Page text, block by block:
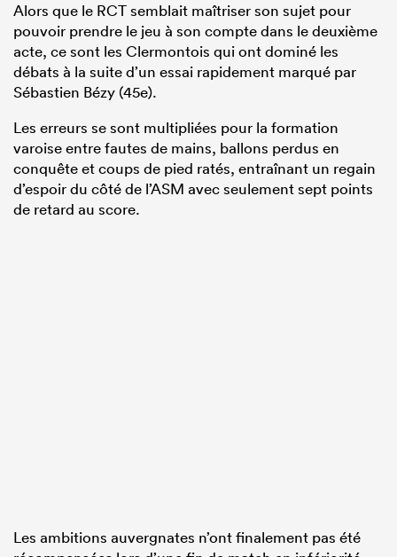
Alors que le RCT semblait maîtriser son sujet pour
pouvoir prendre le jeu à son compte dans le deuxième
acte, ce sont les Clermontois qui ont dominé les
débats à la suite d’un essai rapidement marqué par
Sébastien Bézy (45e).
Les erreurs se sont multipliées pour la formation
varoise entre fautes de mains, ballons perdus en
conquête et coups de pied ratés, entraînant un regain
d’espoir du côté de l’ASM avec seulement sept points
de retard au score.
Les ambitions auvergnates n’ont finalement pas été